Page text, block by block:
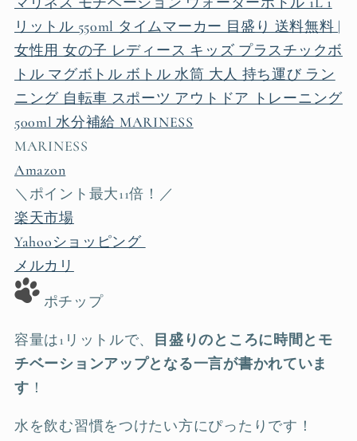
リットル 550ml タイムマーカー 目盛り 送料無料 |
女性用 女の子 レディース キッズ プラスチックボ
トル マグボトル ボトル 水筒 大人 持ち運び ラン
ニング 自転車 スポーツ アウトドア トレーニング
500ml 水分補給 MARINESS
MARINESS
Amazon
＼ポイント最大11倍！／
楽天市場
Yahooショッピング
メルカリ
ポチップ
容量は1リットルで、
目盛りのところに時間とモ
チベーションアップとなる一言が書かれていま
す ！
水を飲む習慣をつけたい方にぴったりです！